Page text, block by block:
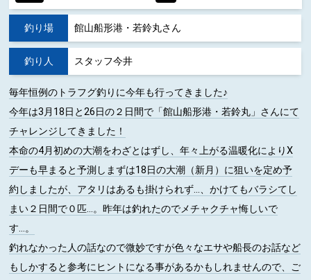
釣り場 館山船形港・若鈴丸さん
釣り人 スタッフ今井
毎年恒例のトラフグ釣りに今年も行ってきました♪
今年は3月18日と26日の２日間で「館山船形港・若鈴丸」さんにて
チャレンジしてきました！
本命の4月初めの大潮をわざとはずし、年々上がる温暖化によりX
デーも早まると予測しまずは18日の大潮（新月）に狙いを定め予
約しましたが、アタリはあるも掛けられず…、かけてもバラシてし
まい２日間で０匹…。昨年は釣れたのでメチャクチャ悔しいで
す…。
釣れなかった人の話なので微妙ですが色々なエサや船長のお話など
もしかすると参考にヒントになる事があるかもしれませんので、ご